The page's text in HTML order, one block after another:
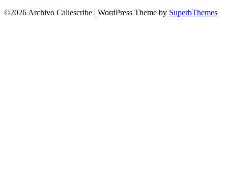
©2026 Archivo Caliescribe | WordPress Theme by SuperbThemes